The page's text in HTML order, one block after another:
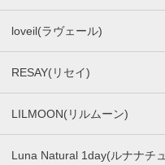
loveil(ラヴェール)
RESAY(リセイ)
LILMOON(リルムーン)
Luna Natural 1day(ルナナチュ